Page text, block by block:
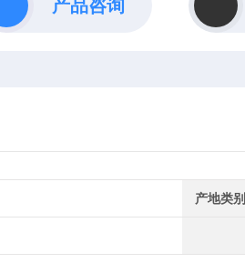
产品咨询
产地类别